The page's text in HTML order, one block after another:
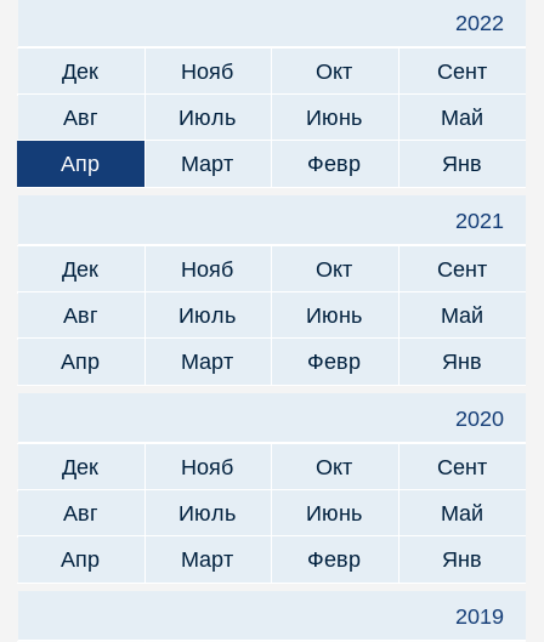
2022
Дек
Нояб Окт
Сент
Авг
Июль Июнь
Май
Апр
Март Февр Янв
2021
Дек
Нояб Окт
Сент
Авг
Июль Июнь
Май
Апр
Март Февр Янв
2020
Дек
Нояб Окт
Сент
Авг
Июль Июнь
Май
Апр
Март Февр Янв
2019